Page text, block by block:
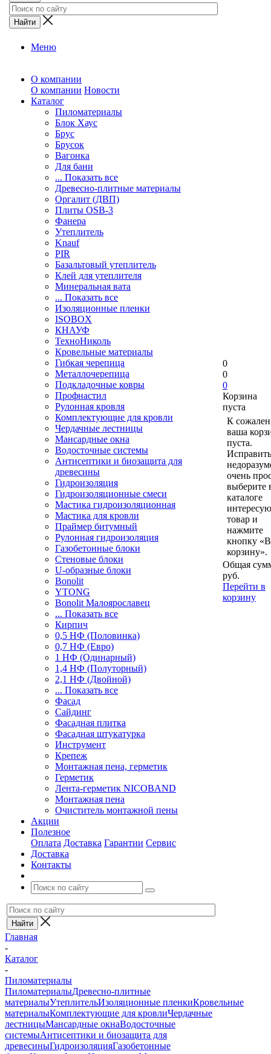
Меню
О компании
О компании Новости
Каталог
Пиломатериалы
Блок Хаус
Брус
Брусок
Вагонка
Для бани
... Показать все
Древесно-плитные материалы
Оргалит (ДВП)
Плиты OSB-3
Фанера
Утеплитель
Knauf
PIR
Базальтовый утеплитель
Клей для утеплителя
Минеральная вата
... Показать все
Изоляционные пленки
ISOBOX
КНАУФ
ТехноНиколь
Кровельные материалы
Гибкая черепица
Металлочерепица
Подкладочные ковры
Профнастил
Рулонная кровля
Комплектующие для кровли
Чердачные лестницы
Мансардные окна
Водосточные системы
Антисептики и биозащита для
древесины
Гидроизоляция
Гидроизоляционные смеси
Мастика гидроизоляционная
Мастика для кровли
Праймер битумный
Рулонная гидроизоляция
Газобетонные блоки
Стеновые блоки
U-образные блоки
Bonolit
YTONG
Bonolit Малоярославец
... Показать все
Кирпич
0,5 НФ (Половинка)
0,7 НФ (Евро)
1 НФ (Одинарный)
1,4 НФ (Полуторный)
2,1 НФ (Двойной)
... Показать все
Фасад
Сайдинг
Фасадная плитка
Фасадная штукатурка
Инструмент
Крепеж
Монтажная пена, герметик
Герметик
Лента-герметик NICOBAND
Монтажная пена
Очиститель монтажной пены
Акции
Полезное
Оплата Доставка Гарантии Сервис
Доставка
Контакты
0
0
0
Корзина
пуста
К
ваша
пуста.
очень
выберите
каталоге
товар и
нажмите
кнопку «В
корзину».
Общая
руб.
Перейти в
корзину
Главная
-
Каталог
-
Пиломатериалы
ПиломатериалыДревесно-плитные
материалыУтеплительИзоляционные пленкиКровельные
материалыКомплектующие для кровлиЧердачные
лестницыМансардные окнаВодосточные
системыАнтисептики и биозащита для
древесиныГидроизоляцияГазобетонные